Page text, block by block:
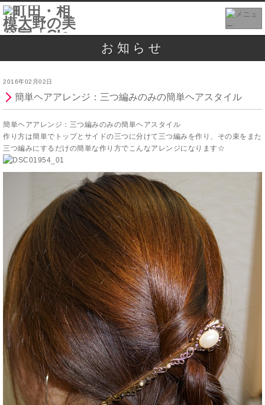
お知らせ
2016年02月02日
簡単ヘアアレンジ：三つ編みのみの簡単ヘアスタイル
簡単ヘアアレンジ：三つ編みのみの簡単ヘアスタイル
作り方は簡単でトップとサイドの三つに分けて三つ編みを作り、その束をまた
三つ編みにするだけの簡単な作り方でこんなアレンジになります☆